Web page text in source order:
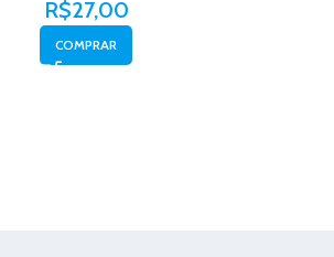
R$27,00
COMPRAR